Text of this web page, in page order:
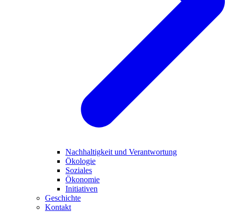
Nachhaltigkeit und Verantwortung
Ökologie
Soziales
Ökonomie
Initiativen
Geschichte
Kontakt